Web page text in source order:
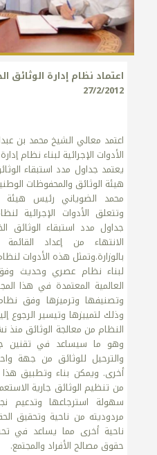
اعتماد نظام إدارة الوثائق
27/2/2012
اعتمد معالي الشيخ محمد بن
الأدوات الإجرائية لبناء نظام
يعتمد جداول مدد استبقاء
هيئة الوثائق والمحفوظات
محمد الضوياني رئيس هيئة
وتتعلق الأدوات الإجرائية
جداول مدد استبقاء الوثائق
الانتهاء من إعداد
بالوزارة.وتمثل هذه الأدوات
لبناء نظام عصري وحديث
العالمية المعتمدة في هذا
وتصنيفها وترميزها وفق
وذلك لتمييزها وتيسير الرجوع
النظام من معالجة الوثائق منذ
وهو ما سيساعد في تقنين
والترحيل للوثائق من جهة
أخرى. ويمكن بناء وتطبيق هذا
من تنظيم الوثائق جارية
سهولة استرجاعها وتدعيم
مردوديته من ناحية وتحقيق
ناحية أخرى مما يساعد في
حقوق مصالح الأفراد والمجتمع.